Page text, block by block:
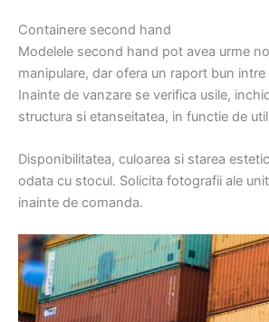
Containere second hand
Modelele second hand pot avea urme
manipulare, dar ofera un raport bun
Inainte de vanzare se verifica usile,
structura si etanseitatea, in functie de
Disponibilitatea, culoarea si starea
odata cu stocul. Solicita fotografii ale
inainte de comanda.